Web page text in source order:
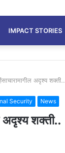
IMPACT STORIES
अदृश्य शक्ती..
Security News
अदृश्य शक्ती..